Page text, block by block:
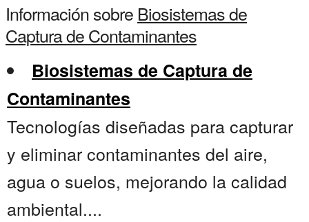
Información sobre Biosistemas de
Captura de Contaminantes
Biosistemas de Captura de
Contaminantes
Tecnologías diseñadas para capturar
y eliminar contaminantes del aire,
agua o suelos, mejorando la calidad
ambiental....